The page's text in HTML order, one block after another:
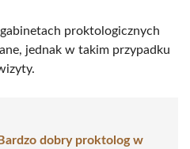
proktologicznych
jednak w takim przypadku
Bardzo dobry proktolog w